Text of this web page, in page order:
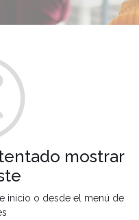
mostrar
inicio o desde el menú de